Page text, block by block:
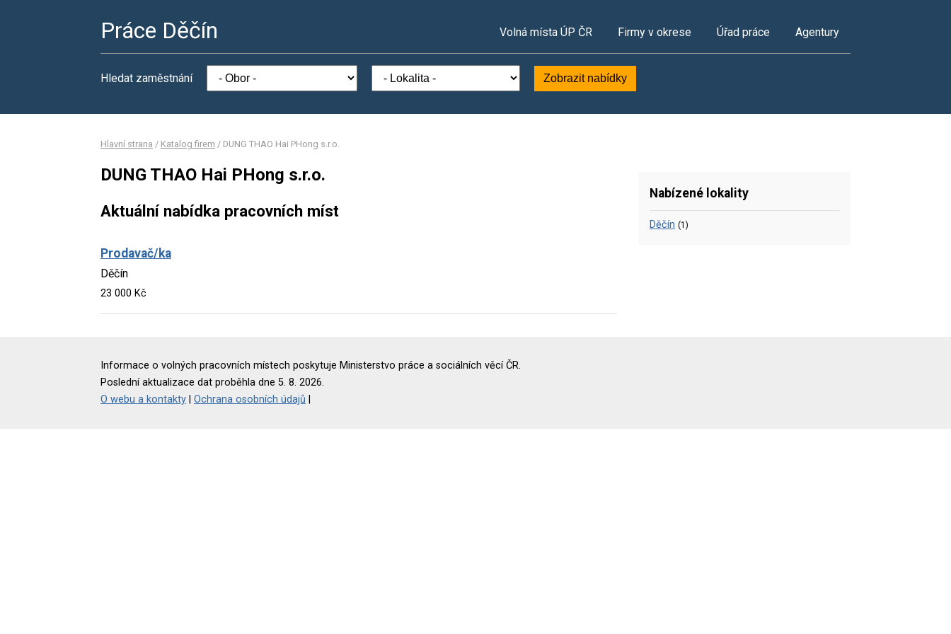
Práce Děčín Volná místa ÚP ČR Firmy v okrese Úřad práce Agentury
Hledat zaměstnání Zobrazit nabídky
Hlavní strana / Katalog firem / DUNG THAO Hai PHong s.r.o.
DUNG THAO Hai PHong s.r.o.
Aktuální nabídka pracovních míst
Prodavač/ka
Děčín
23 000 Kč
Nabízené lokality
Děčín (1)
Informace o volných pracovních místech poskytuje Ministerstvo práce a sociálních věcí ČR.
Poslední aktualizace dat proběhla dne 5. 8. 2026.
O webu a kontakty
Ochrana osobních údajů